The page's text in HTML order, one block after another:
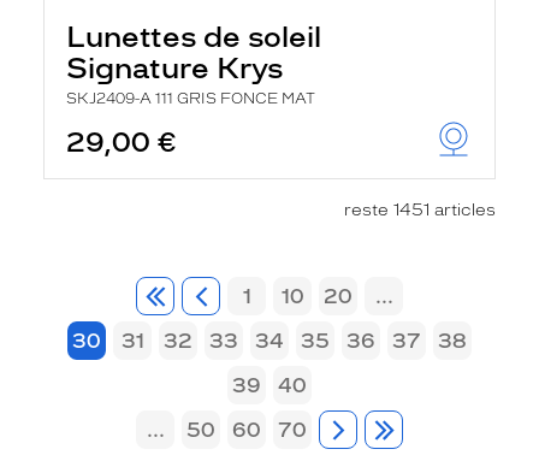
Lunettes de soleil
Signature Krys
SKJ2409-A 111 GRIS FONCE MAT
29,00 €
reste 1451 articles
1 10 20
...
30
31 32 33 34 35 36 37
38
39
40
...
50 60 70